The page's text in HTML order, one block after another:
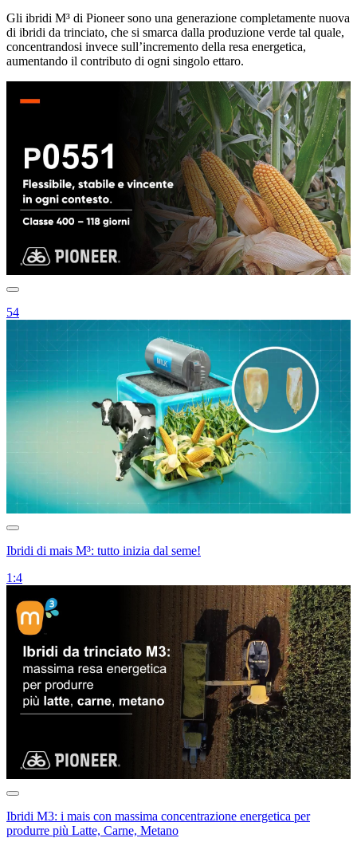
Gli ibridi M³ di Pioneer sono una generazione completamente nuova
di ibridi da trinciato, che si smarca dalla produzione verde tal quale,
concentrandosi invece sull’incremento della resa energetica,
aumentando il contributo di ogni singolo ettaro.
54
Ibridi di mais M³: tutto inizia dal seme!
1:4
Ibridi M3: i mais con massima concentrazione energetica per
produrre più Latte, Carne, Metano